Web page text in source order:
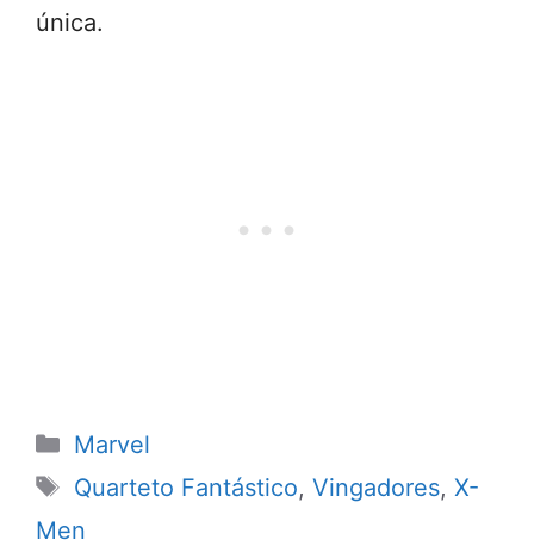
única.
Categorias
Marvel
Tags
Quarteto Fantástico, Vingadores, X-
Men